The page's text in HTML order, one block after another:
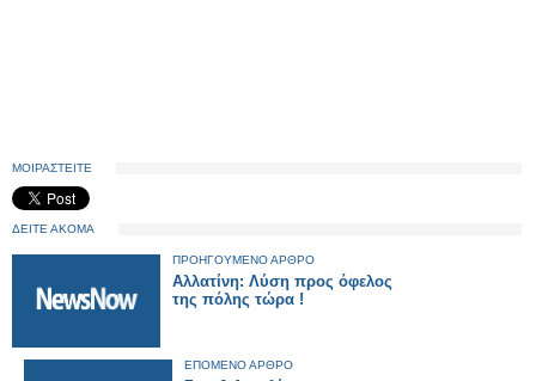
ΜΟΙΡΑΣΤΕΙΤΕ
ΔΕΙΤΕ ΑΚΟΜΑ
ΠΡΟΗΓΟΥΜΕΝΟ ΑΡΘΡΟ
Αλλατίνη: Λύση προς όφελος
της πόλης τώρα !
ΕΠΟΜΕΝΟ ΑΡΘΡΟ